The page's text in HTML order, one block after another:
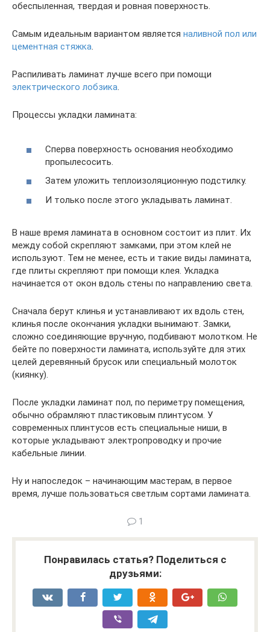
обеспыленная, твердая и ровная поверхность.
Самым идеальным вариантом является наливной пол или
цементная стяжка.
Распиливать ламинат лучше всего при помощи
электрического лобзика.
Процессы укладки ламината:
Сперва поверхность основания необходимо
пропылесосить.
Затем уложить теплоизоляционную подстилку.
И только после этого укладывать ламинат.
В наше время ламината в основном состоит из плит. Их
между собой скрепляют замками, при этом клей не
используют. Тем не менее, есть и такие виды ламината,
где плиты скрепляют при помощи клея. Укладка
начинается от окон вдоль стены по направлению света.
Сначала берут клинья и устанавливают их вдоль стен,
клинья после окончания укладки вынимают. Замки,
сложно соединяющие вручную, подбивают молотком. Не
бейте по поверхности ламината, используйте для этих
целей деревянный брусок или специальный молоток
(киянку).
После укладки ламинат пол, по периметру помещения,
обычно обрамляют пластиковым плинтусом. У
современных плинтусов есть специальные ниши, в
которые укладывают электропроводку и прочие
кабельные линии.
Ну и напоследок – начинающим мастерам, в первое
время, лучше пользоваться светлым сортами ламината.
1
Понравилась статья? Поделиться с
друзьями: